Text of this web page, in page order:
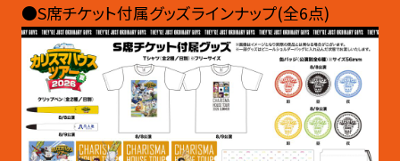
●S席チケット付属グッズラインナップ(全6点)